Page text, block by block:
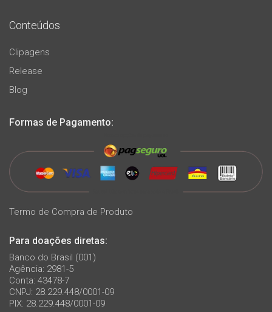
Conteúdos
Clipagens
Release
Blog
Formas de Pagamento:
Termo de Compra de Produto
Para doações diretas:
Banco do Brasil (001)
Agência: 2981-5
Conta: 43478-7
CNPJ: 28.229.448/0001-09
PIX: 28.229.448/0001-09